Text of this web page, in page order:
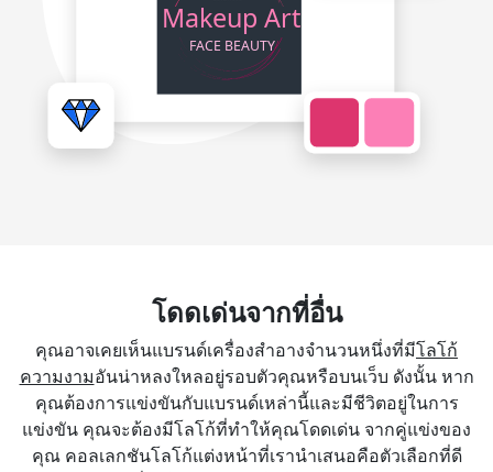
โดดเด่นจากที่อื่น
คุณอาจเคยเห็นแบรนด์เครื่องสำอางจำนวนหนึ่งที่มีโลโก้
ความงามอันน่าหลงใหลอยู่รอบตัวคุณหรือบนเว็บ ดังนั้น หาก
คุณต้องการแข่งขันกับแบรนด์เหล่านี้และมีชีวิตอยู่ในการ
แข่งขัน คุณจะต้องมีโลโก้ที่ทำให้คุณโดดเด่น จากคู่แข่งของ
คุณ คอลเลกชันโลโก้แต่งหน้าที่เรานำเสนอคือตัวเลือกที่ดี